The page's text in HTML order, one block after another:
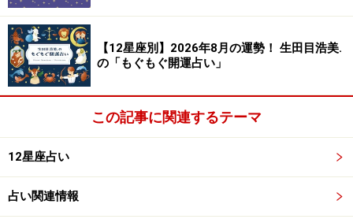
【12星座別】2026年8月の運勢！ 生田目浩美.
の「もぐもぐ開運占い」
この記事に関連するテーマ
12星座占い
占い関連情報